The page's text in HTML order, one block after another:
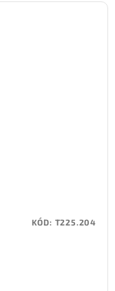
KÓD: T225.204